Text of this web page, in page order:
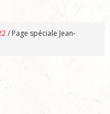
/ Page spéciale Jean-